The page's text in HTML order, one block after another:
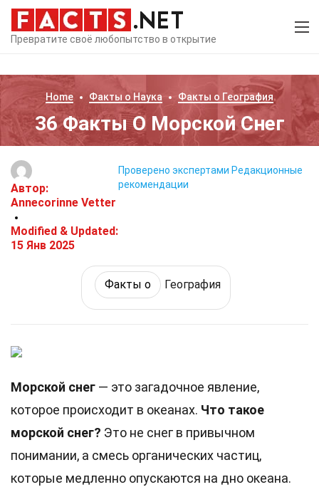
Превратите своё любопытство в открытие
Home Факты о Наука Факты о География
36 Факты О Морской Снег
Автор:
Annecorinne Vetter
Modified & Updated:
15 Янв 2025
Проверено экспертами Редакционные
рекомендации
Факты о География
Морской снег — это загадочное явление,
которое происходит в океанах. Что такое
морской снег? Это не снег в привычном
понимании, а смесь органических частиц,
которые медленно опускаются на дно океана.